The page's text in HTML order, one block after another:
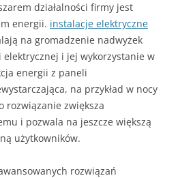
działalności firmy jest
energii. instalacje elektryczne
na gromadzenie nadwyżek
i jej wykorzystanie w
energii z paneli
na przykład w nocy
rozwiązanie zwiększa
i pozwala na jeszcze większą
użytkowników.
rozwiązań